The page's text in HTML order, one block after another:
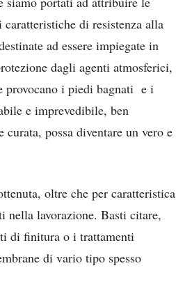
di resistenza alla
ad essere impiegate in
dagli agenti atmosferici,
provocano i piedi bagnati e i
e imprevedibile, ben
possa diventare un vero e
oltre che per caratteristica
nella lavorazione. Basti citare,
di finitura o i trattamenti
di vario tipo spesso